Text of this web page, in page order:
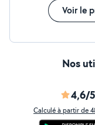
Voir le
Nos
4,6/5
Calculé à partir de